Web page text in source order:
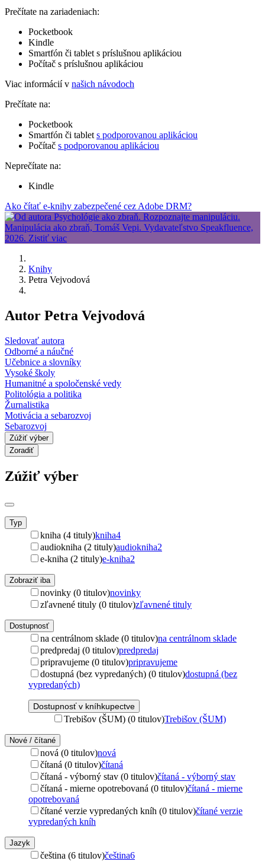
Prečítate na zariadeniach:
Pocketbook
Kindle
Smartfón či tablet s príslušnou aplikáciou
Počítač s príslušnou aplikáciou
Viac informácií v našich návodoch
Prečítate na:
Pocketbook
Smartfón či tablet s podporovanou aplikáciou
Počítač s podporovanou aplikáciou
Neprečítate na:
Kindle
Ako čítať e-knihy zabezpečené cez Adobe DRM?
Knihy
Petra Vejvodová
Autor Petra Vejvodová
Sledovať autora
Odborné a náučné
Učebnice a slovníky
Vysoké školy
Humanitné a spoločenské vedy
Politológia a politika
Žurnalistika
Motivácia a sebarozvoj
Sebarozvoj
Zúžiť výber
Zoradiť
Zúžiť výber
Typ
kniha (4 tituly)kniha4
audiokniha (2 tituly)audiokniha2
e-kniha (2 tituly)e-kniha2
Zobraziť iba
novinky (0 titulov)novinky
zľavnené tituly (0 titulov)zľavnené tituly
Dostupnosť
na centrálnom sklade (0 titulov)na centrálnom sklade
predpredaj (0 titulov)predpredaj
pripravujeme (0 titulov)pripravujeme
dostupná (bez vypredaných) (0 titulov)dostupná (bez
vypredaných)
Dostupnosť v kníhkupectve
Trebišov (ŠUM) (0 titulov)Trebišov (ŠUM)
Nové / čítané
nová (0 titulov)nová
čítaná (0 titulov)čítaná
čítaná - výborný stav (0 titulov)čítaná - výborný stav
čítaná - mierne opotrebovaná (0 titulov)čítaná - mierne
opotrebovaná
čítané verzie vypredaných kníh (0 titulov)čítané verzie
vypredaných kníh
Jazyk
čeština (6 titulov)čeština6